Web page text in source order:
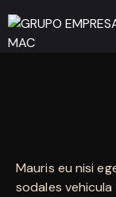
Mauris eu nisi
sodales vehicula